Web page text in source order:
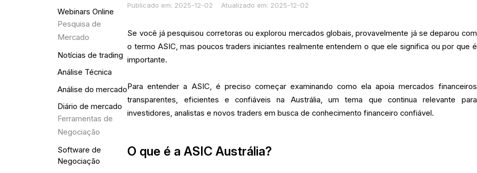
Webinars Online
Pesquisa de
Mercado
Notícias de trading
Análise Técnica
Análise do mercado
Diário de mercado
Ferramentas de
Negociação
Software de
Negociação
Publicado em: 2025-12-02
Atualizado em: 2025-12-02
Se você já pesquisou corretoras ou explorou mercados globais, provavelmente já se deparou com
o termo ASIC, mas poucos traders iniciantes realmente entendem o que ele significa ou por que é
importante.
Para entender a ASIC, é preciso começar examinando como ela apoia mercados financeiros
transparentes, eficientes e confiáveis na Austrália, um tema que continua relevante para
investidores, analistas e novos traders em busca de conhecimento financeiro confiável.
O que é a ASIC Austrália?